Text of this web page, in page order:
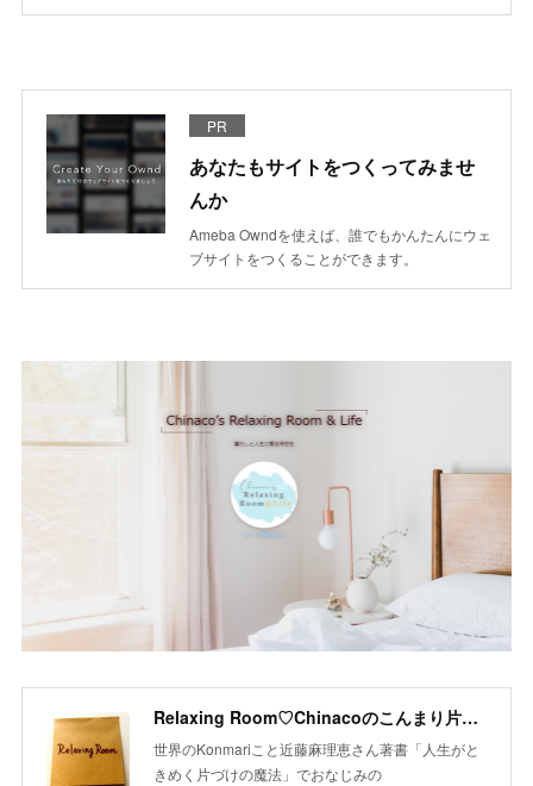
PR
あなたもサイトをつくってみませ
んか
Ameba Owndを使えば、誰でもかんたんにウェ
ブサイトをつくることができます。
Relaxing Room♡Chinacoのこんまり片づけLesson
世界のKonmariこと近藤麻理恵さん著書「人生がと
きめく片づけの魔法」でおなじみの